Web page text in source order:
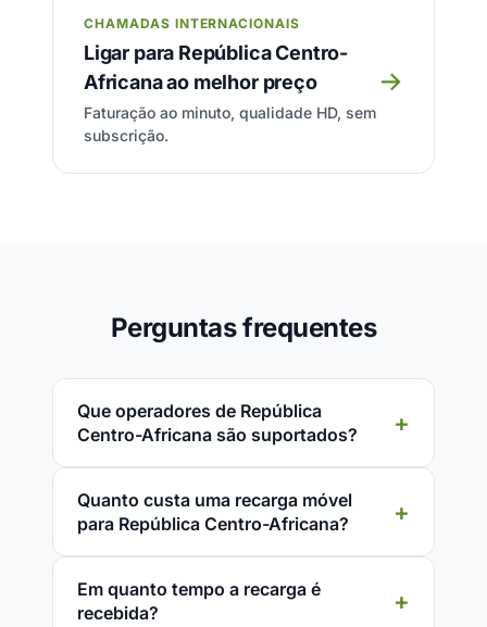
CHAMADAS INTERNACIONAIS
Ligar para República Centro-
Africana ao melhor preço
Faturação ao minuto, qualidade HD, sem
subscrição.
→
Perguntas frequentes
Que operadores de República
Centro-Africana são suportados?
Quanto custa uma recarga móvel
para República Centro-Africana?
Em quanto tempo a recarga é
recebida?